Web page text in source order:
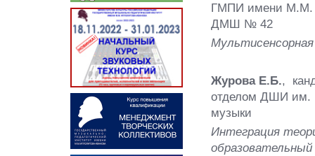
ГМПИ имени М.М.
ДМШ № 42
Мультисенсорная
Журова Е.Б.,
отделом ДШИ им.
музыки
Интеграция